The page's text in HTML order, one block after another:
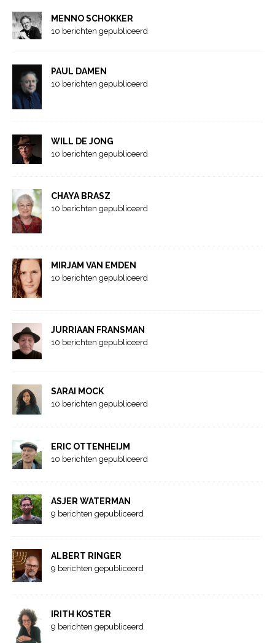
MENNO SCHOKKER
10 berichten gepubliceerd
PAUL DAMEN
10 berichten gepubliceerd
WILL DE JONG
10 berichten gepubliceerd
CHAYA BRASZ
10 berichten gepubliceerd
MIRJAM VAN EMDEN
10 berichten gepubliceerd
JURRIAAN FRANSMAN
10 berichten gepubliceerd
SARAI MOCK
10 berichten gepubliceerd
ERIC OTTENHEIJM
10 berichten gepubliceerd
ASJER WATERMAN
9 berichten gepubliceerd
ALBERT RINGER
9 berichten gepubliceerd
IRITH KOSTER
9 berichten gepubliceerd